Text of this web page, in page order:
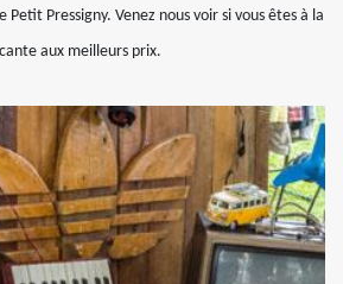
Pressigny. Venez nous voir si vous êtes à la
aux meilleurs prix.